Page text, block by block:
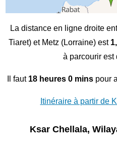
La distance en ligne droite
Tiaret) et Metz (Lorraine) est
à parcourir est
Il faut 18 heures 0 mins pour
Itinéraire à partir de
Ksar Chellala,